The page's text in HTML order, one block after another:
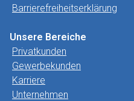
Barrierefreiheitserklärung
Unsere Bereiche
Privatkunden
Gewerbekunden
Karriere
Unternehmen